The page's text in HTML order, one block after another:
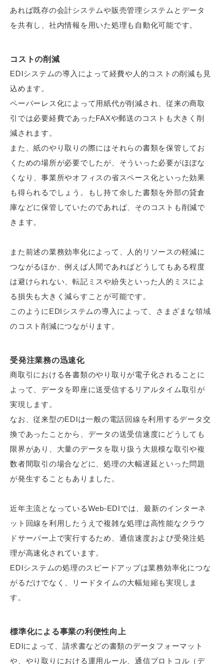
あれば既存の会計システムや販売管理システムとデータ
を共有し、社内情報を用いた処理も自動化可能です。
コストの削減
EDIシステムの導入によって経費や人的コストの削減も見
込めます。
ペーパーレス化によって用紙代が削減され、従来の商取
引では必要経費であったFAXや郵送のコストも大きく削
減されます。
また、紙のやり取りの際にはそれらの書類を保管してお
くための場所が必要でしたが、そういった必要がほぼな
くなり、事業所やオフィスの省スペース化といった効果
も得られるでしょう。もし持て余した書類を外部の貸倉
庫などに保管していたのであれば、そのコストも削減で
きます。
また前述の業務効率化によって、人的リソースの軽減に
つながるほか、例えば人間であればどうしてもある程度
は避けられない、転記ミスや紛失といった人的ミスによ
る損失も大きく減らすことが可能です。
このようにEDIシステムの導入によって、さまざまな領域
のコスト削減につながります。
受発注業務の迅速化
商取引における各書類のやり取りが電子化されることに
よって、データを即座に送受信するリアルタイム取引が
実現します。
なお、従来型のEDIは一般の電話回線を利用するデータ交
換であったことから、データの送受信速度にどうしても
限界があり、大量のデータを取り扱う大規模な取引や複
数者間取引の場合などに、処理の大幅遅延といった問題
が発生することもありました。
近年主流となっているWeb-EDIでは、最新のインターネ
ット回線を利用したうえで複雑な処理は高性能なクラウ
ドサーバー上で実行するため、通信速度および受発注処
理が高速化されています。
EDIシステムの処理のスピードアップは業務効率化につな
がるだけでなく、リードタイムの大幅短縮も実現しま
す。
標準化による事業の利便性向上
EDIによって、請求書などの書類のデータフォーマット
や、やり取りにおける運用ルール、通信プロトコル（デ